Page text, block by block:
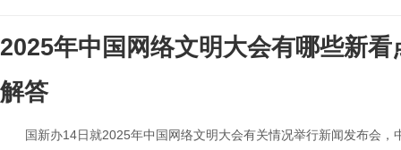
2025年中国网络文明大会有哪些新
解答
国新办14日就2025年中国网络文明大会有关情况举行新闻发布会，